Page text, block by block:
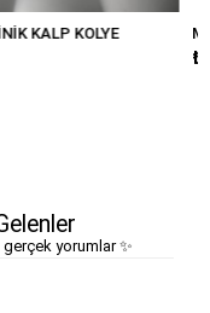
MİNİMAL MOTİFLİ KALP
gerçek yorumlar ✨